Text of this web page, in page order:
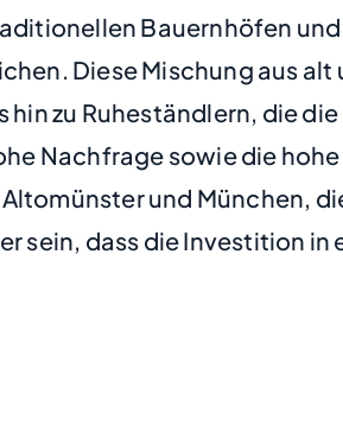
Bauernhöfen
Diese Mischung aus alt
zu Ruheständlern, die
Nachfrage sowie die
und München,
sein, dass die Investition in